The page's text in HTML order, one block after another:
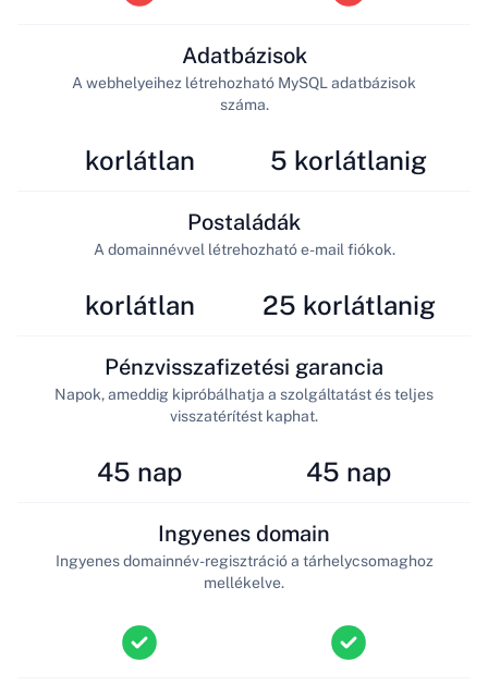
korlátlan
Adatbázisok
A webhelyeihez létrehozható MySQL adatbázisok
száma.
5 korlátlanig
korlátlan
Postaládák
A domainnévvel létrehozható e-mail fiókok.
25 korlátlanig
45 nap
Pénzvisszafizetési garancia
Napok, ameddig kipróbálhatja a szolgáltatást és teljes
visszatérítést kaphat.
45 nap
Ingyenes domain
Ingyenes domainnév-regisztráció a tárhelycsomaghoz
mellékelve.